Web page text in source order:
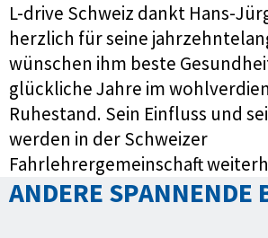
L-drive Schweiz dankt Hans-
herzlich für seine
wünschen ihm beste
glückliche Jahre im
Ruhestand. Sein Einfluss und
werden in der Schweizer
Fahrlehrergemeinschaft
ANDERE SPANNENDE